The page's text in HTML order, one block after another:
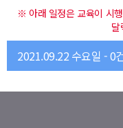
※ 아래 일정은 교육이 시
달
2021.09.22 수요일 - 0